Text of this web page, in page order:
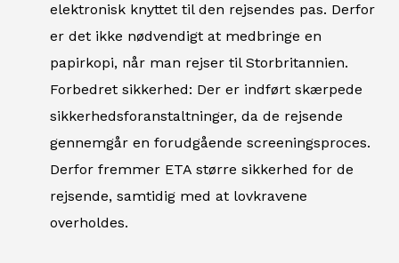
elektronisk knyttet til den rejsendes pas. Derfor
er det ikke nødvendigt at medbringe en
papirkopi, når man rejser til Storbritannien.
Forbedret sikkerhed: Der er indført skærpede
sikkerhedsforanstaltninger, da de rejsende
gennemgår en forudgående screeningsproces.
Derfor fremmer ETA større sikkerhed for de
rejsende, samtidig med at lovkravene
overholdes.